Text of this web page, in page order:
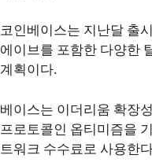
코인베이스는 지난달 출
에이브를 포함한 다양한
계획이다.
베이스는 이더리움 확장
프로토콜인 옵티미즘을
트워크 수수료로 사용한